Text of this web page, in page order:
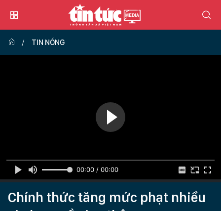
TIN NÓNG
00:00 / 00:00
Chính thức tăng mức phạt nhiều